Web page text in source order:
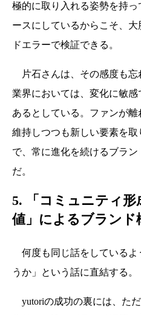
極的に取り入れる姿勢を持
ースにしているからこそ、
ドエラーで検証できる。
片石さんは、その感度も忘
業界においては、変化に敏
あるとしている。ファンが
維持しつつも新しい要素を
で、常に進化を続けるブラ
だ。
5. 「コミュニティ形
値」によるブランド
何度も同じ話をしているよ
うか」という話に直結する。
yutoriの成功の裏には、た